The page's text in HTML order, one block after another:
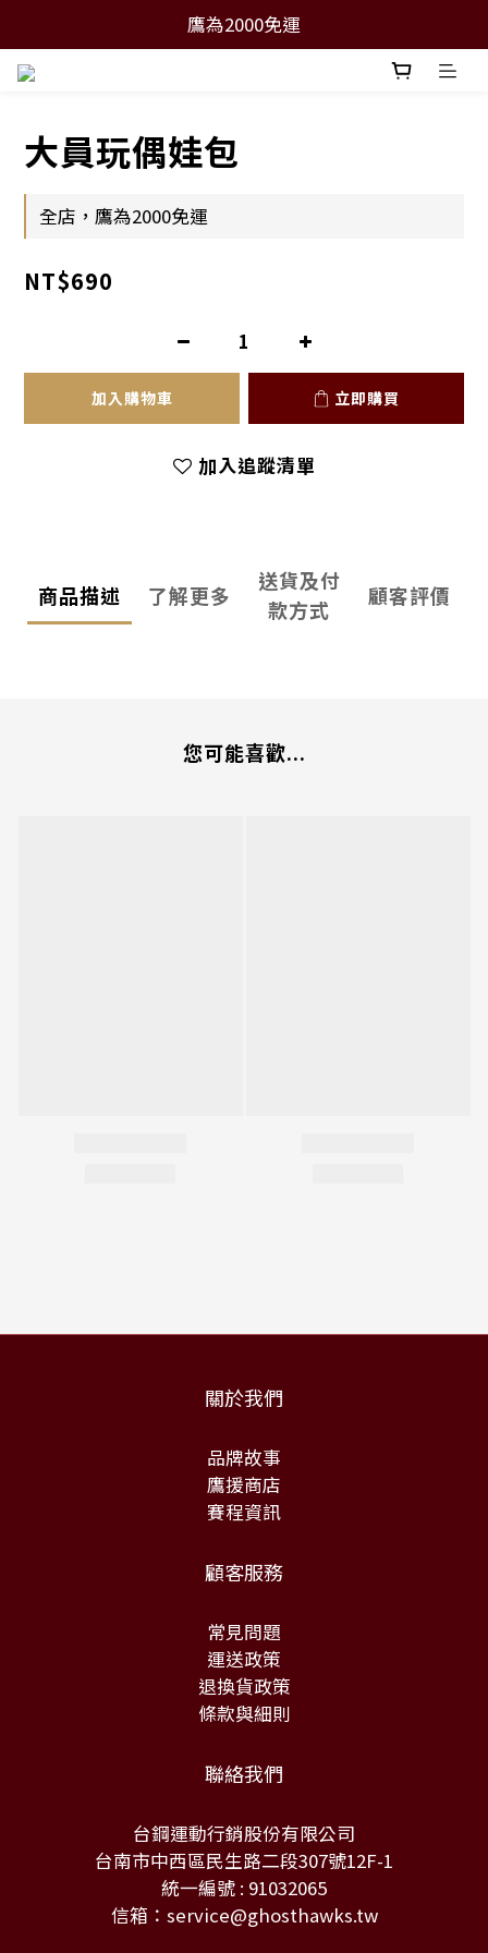
鷹為2000免運
大員玩偶娃包
全店，鷹為2000免運
NT$690
加入購物車 立即購買
加入追蹤清單
商品描述 了解更多
送貨及付
款方式
顧客評價
您可能喜歡...
關於我們
品牌故事
鷹援商店
賽程資訊
顧客服務
常見問題
運送政策
退換貨政策
條款與細則
聯絡我們
台鋼運動行銷股份有限公司
台南市中西區民生路二段307號12F-1
統一編號 : 91032065
信箱：service@ghosthawks.tw